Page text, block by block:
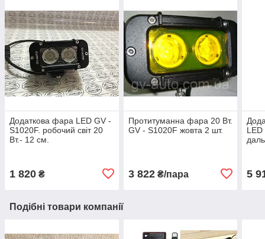
Додаткова фара LED GV -
S1020F. робочий світ 20
Вт.- 12 см.
1 820 ₴
Протитуманна фара 20 Вт.
GV - S1020F жовта 2 шт.
3 822₴/пара
LED
5
Подібні товари компанії